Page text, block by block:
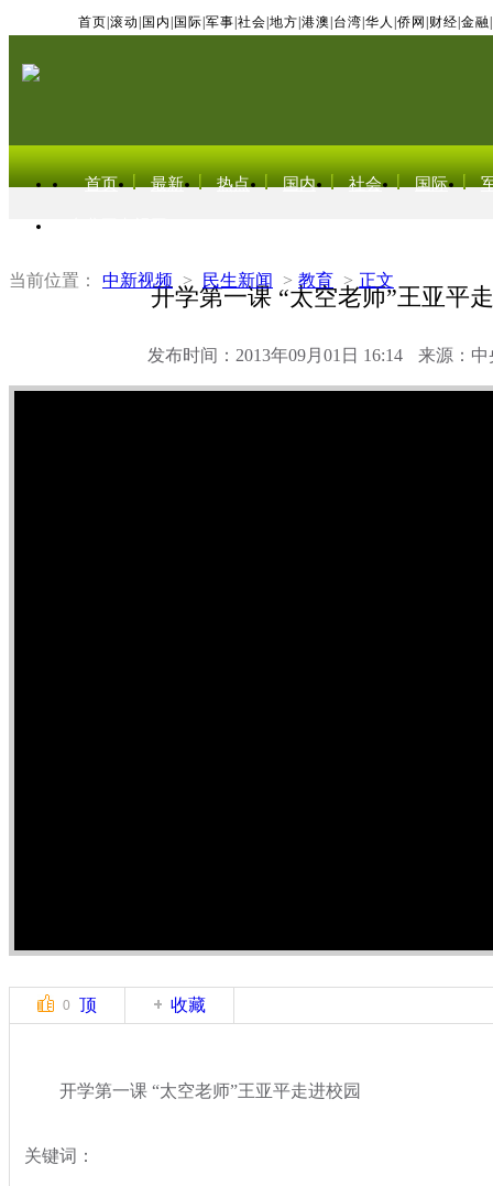
首页 滚动 国内 国际 军事 社会 地方 港澳 台湾 华人 侨网 财经 金融
首页 最新 热点 国内 社会 国际
当前位置： 中新视频 > 民生新闻 > 教育 > 正文
开学第一课 “太空老师”王亚平
发布时间：2013年09月01日 16:14 来源：中
0 顶 收藏
开学第一课 “太空老师”王亚平走进校园
关键词：